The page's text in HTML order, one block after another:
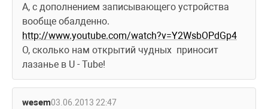
А, с дополнением записывающего устройства
http://www.youtube.com/watch?v=Y2WsbOPdGp4
О, сколько нам открытий чудных  приносит
лазанье в U - Tube!
wesem03.06.2013 22:47